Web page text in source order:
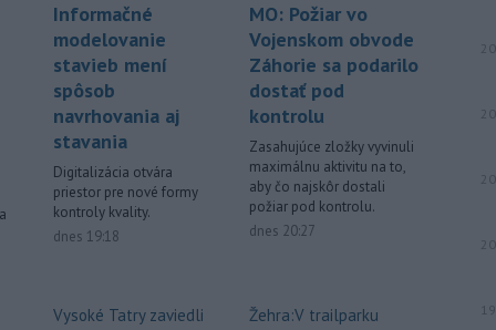
Informačné
modelovanie
stavieb mení
spôsob
navrhovania aj
stavania
Digitalizácia otvára
priestor pre nové formy
kontroly kvality.
dnes 19:18
Vysoké Tatry zaviedli
MO: Požiar vo
Vojenskom obvode
Záhorie sa podarilo
dostať pod
kontrolu
Zasahujúce zložky vyvinuli
maximálnu aktivitu na to,
aby čo najskôr dostali
požiar pod kontrolu.
dnes 20:27
Žehra:V trailparku